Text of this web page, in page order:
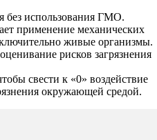
без использования ГМО.
применение механических
живые организмы.
рисков загрязнения
свести к «0» воздействие
окружающей средой.